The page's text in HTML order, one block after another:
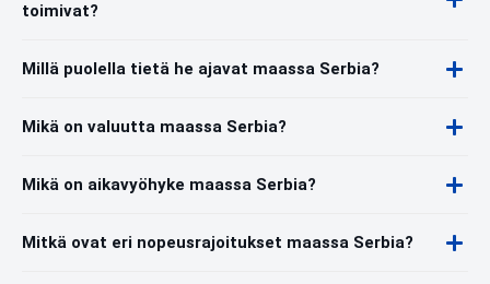
toimivat?
Millä puolella tietä he ajavat maassa Serbia?
Mikä on valuutta maassa Serbia?
Mikä on aikavyöhyke maassa Serbia?
Mitkä ovat eri nopeusrajoitukset maassa Serbia?